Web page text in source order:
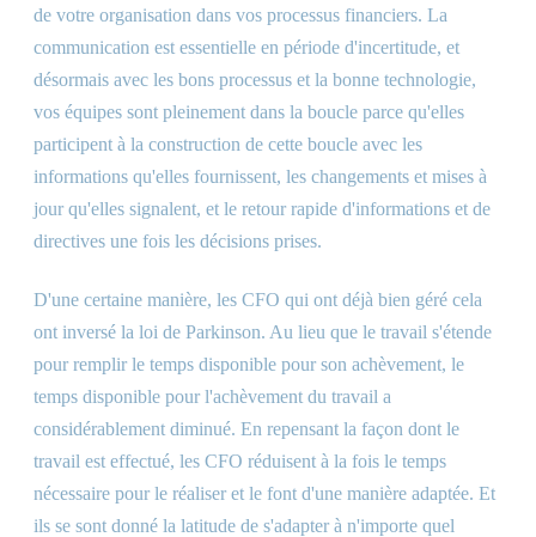
de votre organisation dans vos processus financiers. La
communication est essentielle en période d'incertitude, et
désormais avec les bons processus et la bonne technologie,
vos équipes sont pleinement dans la boucle parce qu'elles
participent à la construction de cette boucle avec les
informations qu'elles fournissent, les changements et mises à
jour qu'elles signalent, et le retour rapide d'informations et de
directives une fois les décisions prises.
D'une certaine manière, les CFO qui ont déjà bien géré cela
ont inversé la loi de Parkinson. Au lieu que le travail s'étende
pour remplir le temps disponible pour son achèvement, le
temps disponible pour l'achèvement du travail a
considérablement diminué. En repensant la façon dont le
travail est effectué, les CFO réduisent à la fois le temps
nécessaire pour le réaliser et le font d'une manière adaptée. Et
ils se sont donné la latitude de s'adapter à n'importe quel